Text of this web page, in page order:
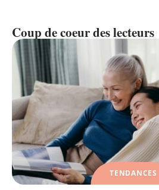
Coup de coeur des lecteurs
TENDANCES